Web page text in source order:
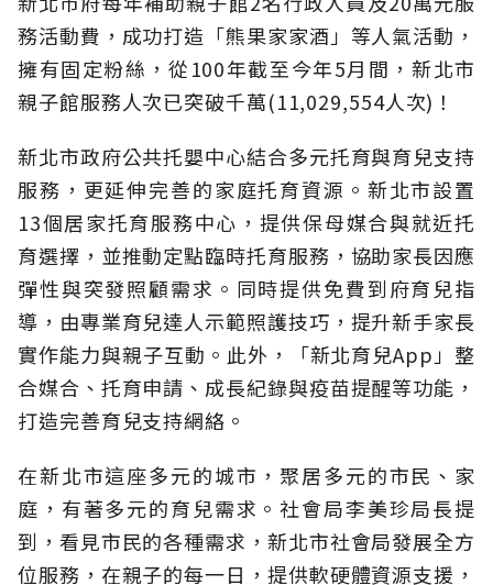
務活動費，成功打造「熊果家家酒」等人氣活動，
擁有固定粉絲，從100年截至今年5月間，新北市
親子館服務人次已突破千萬(11,029,554人次)！
新北市政府公共托嬰中心結合多元托育與育兒支持
服務，更延伸完善的家庭托育資源。新北市設置
13個居家托育服務中心，提供保母媒合與就近托
育選擇，並推動定點臨時托育服務，協助家長因應
彈性與突發照顧需求。同時提供免費到府育兒指
導，由專業育兒達人示範照護技巧，提升新手家長
實作能力與親子互動。此外，「新北育兒App」整
合媒合、托育申請、成長紀錄與疫苗提醒等功能，
打造完善育兒支持網絡。
在新北市這座多元的城市，聚居多元的市民、家
庭，有著多元的育兒需求。社會局李美珍局長提
到，看見市民的各種需求，新北市社會局發展全方
位服務，在親子的每一日，提供軟硬體資源支援，